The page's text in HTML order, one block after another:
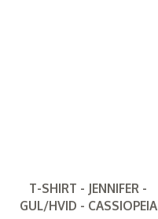
T-SHIRT - JENNIFER -
GUL/HVID - CASSIOPEIA